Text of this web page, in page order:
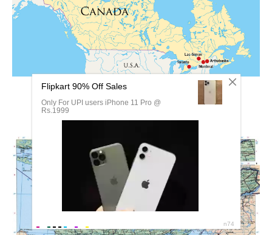
Онтарио и Квебек на карте Канады